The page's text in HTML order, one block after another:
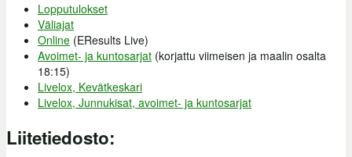
Lopputulokset
Väliajat
Online (EResults Live)
Avoimet- ja kuntosarjat (korjattu viimeisen ja maalin osalta
18:15)
Livelox, Kevätkeskari
Livelox, Junnukisat, avoimet- ja kuntosarjat
Liitetiedosto: